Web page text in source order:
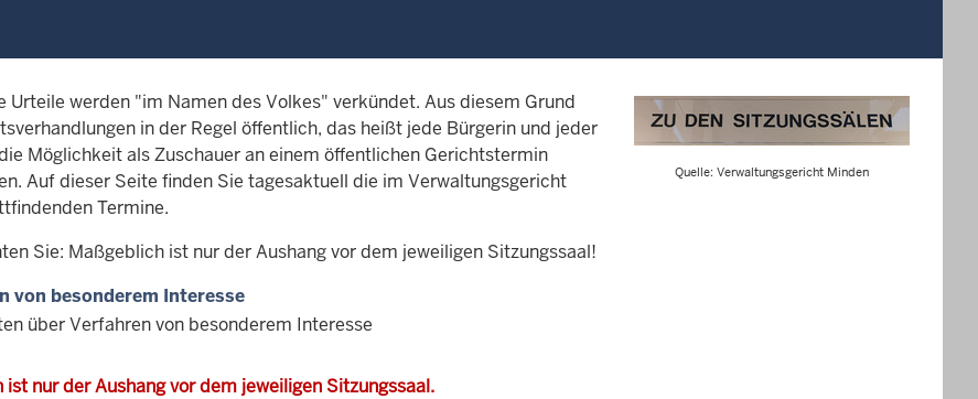
Quelle: Verwaltungsgericht Minden
Urteile werden "im Namen des Volkes" verkündet. Aus diesem Grund
in der Regel öffentlich, das heißt jede Bürgerin und jeder
Möglichkeit als Zuschauer an einem öffentlichen Gerichtstermin
Auf dieser Seite finden Sie tagesaktuell die im Verwaltungsgericht
Termine.
Sie: Maßgeblich ist nur der Aushang vor dem jeweiligen Sitzungssaal!
von besonderem Interesse
über Verfahren von besonderem Interesse
ist nur der Aushang vor dem jeweiligen Sitzungssaal.